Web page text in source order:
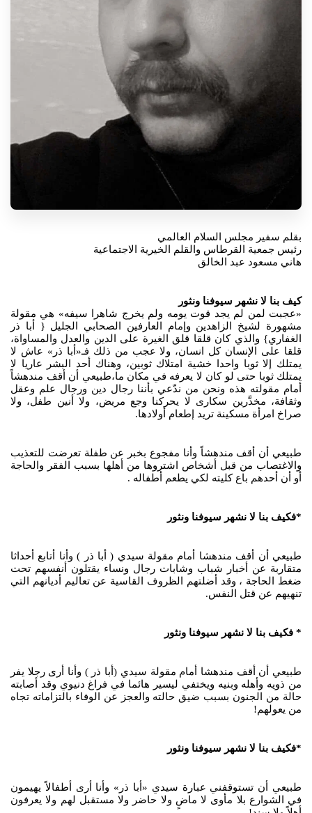
بقلم سفير مجلس السلام العالمي
رئيس جمعية القرطاس والقلم الخيرية الاجتماعية
هاني مسعود عبد الخالق
كيف بنا لا نشهر سيوفنا ونثور
«عجبت لمن لم يجد قوت يومه ولم يخرج شاهرا سيفه» هي مقولة
مشهورة لشيخ الزاهدين وإمام العارفين الصحابي الجليل { أبا ذر
الغفاري} والذي كان قلقا قلق الغيرة على الدين والعدل والمساواة،
قلقا على الإنسان كل انسان، ولا عجب من ذلك فـ«أبا ذر» عاش لا
يمتلك إلا ثوبا واحدا خشية امتلاك ثوبين، وهناك أحد البشر عاريا لا
يمتلك ثوبا حتى لو كان لا يعرفه في مكان ما،طبيعي أن أقف مندهشاً
أمام مقولته هذه ونحن من ندّعي بأننا رجال دين ورجال علم وعقل
وثقافة، مخدَّرين سكارى لا يحركنا وجع مريض، ولا أنين طفل، ولا
صراخ امرأة مسكينة تريد إطعام أولادها.
طبيعي أن أقف مندهشاً وأنا مفجوع بخبر عن طفلة تعرضت للتعذيب
والاغتصاب من قبل أشخاص اشتروها من أهلها بسبب الفقر والحاجة
أو أن أحدهم باع كليته لكي يطعم أطفاله .
*فكيف بنا لا نشهر سيوفنا ونثور
طبيعي أن أقف مندهشا أمام مقولة سيدي ( أبا ذر ) وأنا أتابع أحداثا
متقاربة عن أخبار شباب وشابات رجال ونساء يقتلون أنفسهم تحت
ضغط الحاجة ، وقد أضلتهم الظروف القاسية عن تعاليم أديانهم التي
تنهيهم عن قتل النفس.
* فكيف بنا لا نشهر سيوفنا ونثور
طبيعي أن أقف مندهشا أمام مقولة سيدي (أبا ذر ) وأنا أرى رجلا يفر
من ذويه وأهله وبنيه ويختفي ليسير هائما في فراغ دنيوي وقد أصابته
حالة من الجنون بسبب ضيق حالته والعجز عن الوفاء بالتزاماته تجاه
من يعولهم!
*فكيف بنا لا نشهر سيوفنا ونثور
طبيعي أن تستوقفني عبارة سيدي «أبا ذر» وأنا أرى أطفالاً يهيمون
في الشوارع بلا مأوى لا ماضٍ ولا حاضر ولا مستقبل لهم ولا يعرفون